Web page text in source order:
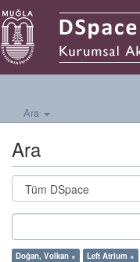
Ara
Ara
Doğan, Volkan × Left Atrium ×